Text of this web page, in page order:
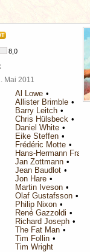
8,0
Mai 2011
Al Lowe
Allister Brimble
Barry Leitch
Chris Hülsbeck
Daniel White
Eike Steffen
Frédéric Motte
Hans-Hermann Franck
Jan Zottmann
Jean Baudlot
Jon Hare
Martin Iveson
Olaf Gustafsson
Philip Nixon
René Gazzoldi
Richard Joseph
The Fat Man
Tim Follin
Tim Wright